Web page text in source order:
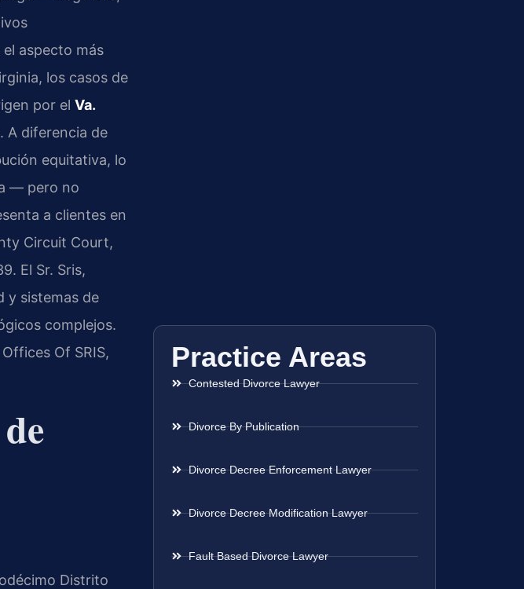
aspecto más
los casos de
por el Va.
A diferencia de
equitativa, lo
— pero no
a clientes en
Circuit Court,
El Sr. Sris,
y sistemas de
complejos.
Of SRIS,
Distrito
Practice Areas
Contested Divorce Lawyer
Divorce By Publication
Divorce Decree Enforcement Lawyer
Divorce Decree Modification Lawyer
Fault Based Divorce Lawyer